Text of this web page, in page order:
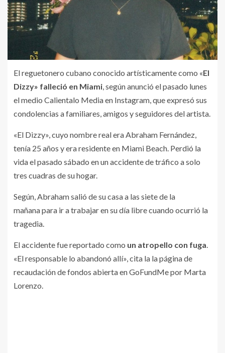
El reguetonero cubano conocido artísticamente como «El
Dizzy» falleció en Miami , según anunció el pasado lunes
el medio Calientalo Media en Instagram, que expresó sus
condolencias a familiares, amigos y seguidores del artista.
«El Dizzy», cuyo nombre real era Abraham Fernández,
tenía 25 años y era residente en Miami Beach. Perdió la
vida el pasado sábado en un accidente de tráfico a solo
tres cuadras de su hogar.
Según, Abraham salió de su casa a las siete de la
mañana para ir a trabajar en su día libre cuando ocurrió la
tragedia.
El accidente fue reportado como un atropello con fuga
«El responsable lo abandonó allí», cita la la página de
recaudación de fondos abierta en GoFundMe por Marta
Lorenzo.